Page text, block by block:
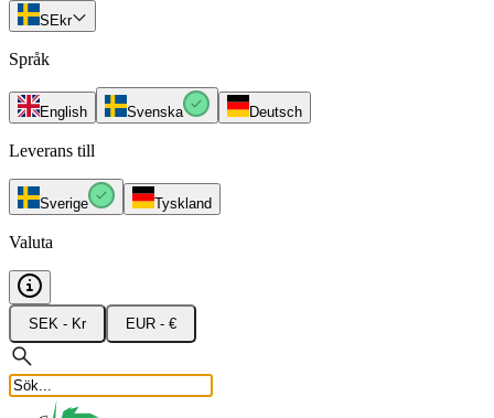
SEkr
Språk
English Svenska Deutsch
Leverans till
Sverige Tyskland
Valuta
SEK - Kr EUR - €